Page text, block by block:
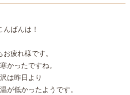
んばんは！
お疲れ様です。
かったですね。
は昨日より
が低かったようです。